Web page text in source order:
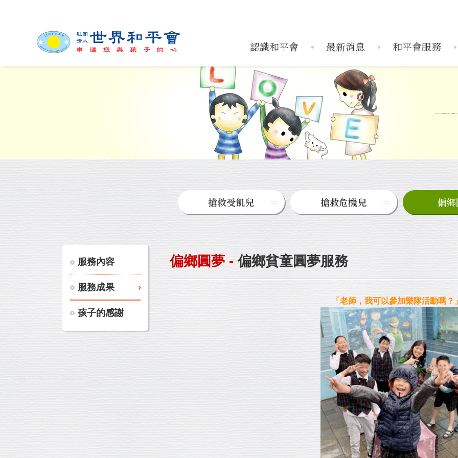
認識和平會
緣起與簡介 組織架構 服務據點 年度報告
最新消息
歷史活動
和平會服務
搶救受飢兒 搶救危機兒 偏
服務內容
服務成果
孩子的感謝
偏鄉圓夢 - 偏鄉貧童圓夢服務
「老師，我可以參加樂隊活動嗎？